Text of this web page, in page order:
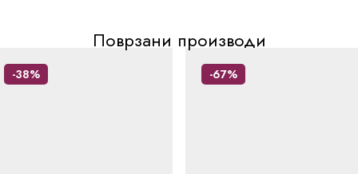
Поврзани производи
-38% -67%